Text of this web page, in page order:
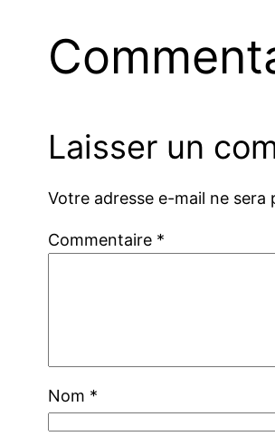
Laisser un
Votre adresse e-mail ne sera
Commentaire *
Nom *